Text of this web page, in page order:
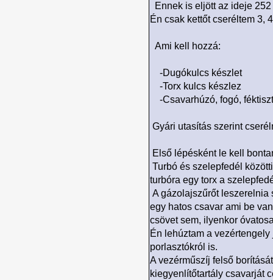
Ennek is eljött az ideje
Én csak kettőt cseréltem 3,
Ami kell hozzá:
-Dugókulcs készlet
-Torx kulcs készlez
-Csavarhúzó, fogó,
Gyári utasítás szerint
Első lépésként le kell
Turbó és szelepfedél
turbóra egy torx a
A gázolajszűrőt leszerelnia
egy hatos csavar ami be
csövet sem, ilyenkor
Én lehúztam a
porlasztókról is.
A vezérműszíj felső
kiegyenlítőtartály csavarját